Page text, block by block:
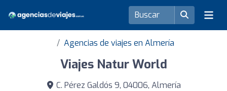
Agencias de viajes en Almería
Viajes Natur World
C. Pérez Galdós 9, 04006, Almería